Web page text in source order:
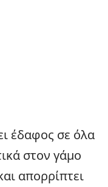
έδαφος σε όλα
στον γάμο
απορρίπτει